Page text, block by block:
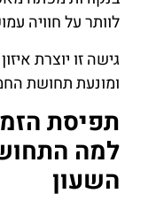
לוותר על חוויה
גישה זו יוצרת
ומונעת תחושת
תפיסת
למה
השעון